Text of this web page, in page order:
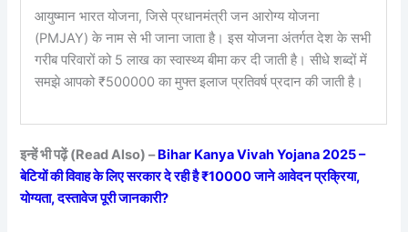
आयुष्मान भारत योजना, जिसे प्रधानमंत्री जन आरोग्य योजना
(PMJAY) के नाम से भी जाना जाता है। इस योजना अंतर्गत देश के सभी
गरीब परिवारों को 5 लाख का स्वास्थ्य बीमा कर दी जाती है। सीधे शब्दों में
समझे आपको ₹500000 का मुफ्त इलाज प्रतिवर्ष प्रदान की जाती है।
इन्हें भी पढ़ें (Read Also) –Bihar Kanya Vivah Yojana 2025 –
बेटियों की विवाह के लिए सरकार दे रही है ₹10000 जाने आवेदन प्रक्रिया,
योग्यता, दस्तावेज पूरी जानकारी?